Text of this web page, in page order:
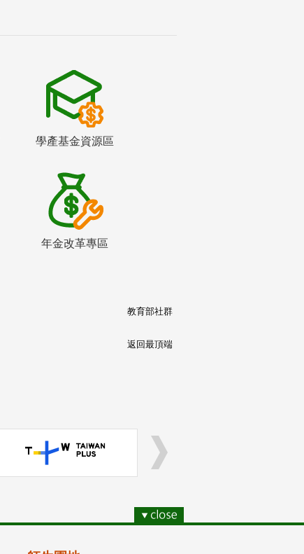
學產基金資源區
年金改革專區
教育部社群
返回最頂端